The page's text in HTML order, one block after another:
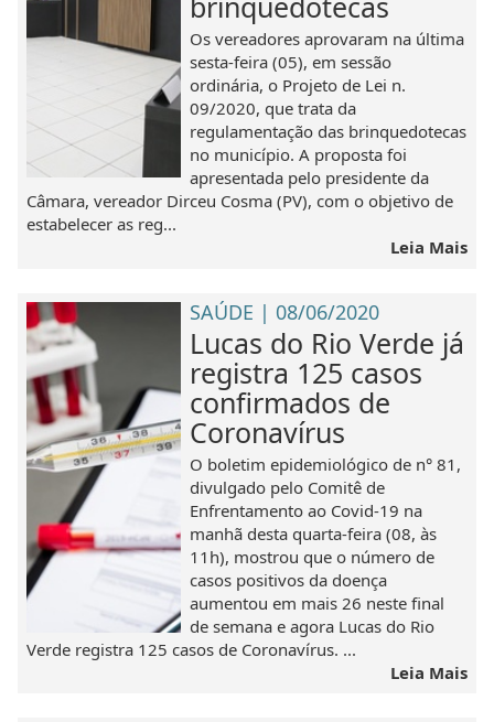
Os vereadores aprovaram na última
sesta-feira (05), em sessão
ordinária, o Projeto de Lei n.
09/2020, que trata da
regulamentação das brinquedotecas
no município. A proposta foi
apresentada pelo presidente da
Câmara, vereador Dirceu Cosma (PV), com o objetivo de
estabelecer as reg...
Leia Mais
SAÚDE | 08/06/2020
Lucas do Rio Verde já
registra 125 casos
confirmados de
Coronavírus
O boletim epidemiológico de n° 81,
divulgado pelo Comitê de
Enfrentamento ao Covid-19 na
manhã desta quarta-feira (08, às
11h), mostrou que o número de
casos positivos da doença
aumentou em mais 26 neste final
de semana e agora Lucas do Rio
Verde registra 125 casos de Coronavírus. ...
Leia Mais